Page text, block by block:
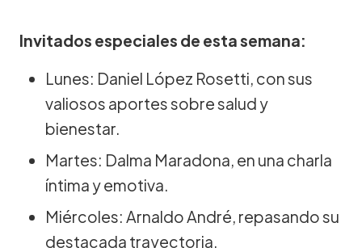
Invitados especiales de esta semana:
Lunes: Daniel López Rosetti, con sus
valiosos aportes sobre salud y
bienestar.
Martes: Dalma Maradona, en una charla
íntima y emotiva.
Miércoles: Arnaldo André, repasando su
destacada trayectoria.